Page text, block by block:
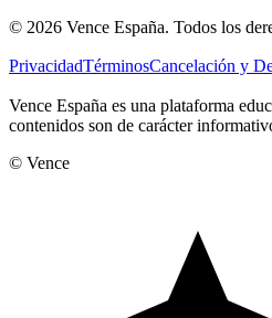
© 2026 Vence España. Todos los
PrivacidadTérminosCancelación y
Vence España es una plataforma
contenidos son de carácter
© Vence